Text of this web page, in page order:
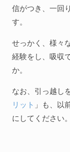
信がつき、一回
す。
せっかく、様々
経験をし、吸収
か。
なお、引っ越し
リット 」も、以
にしてください。